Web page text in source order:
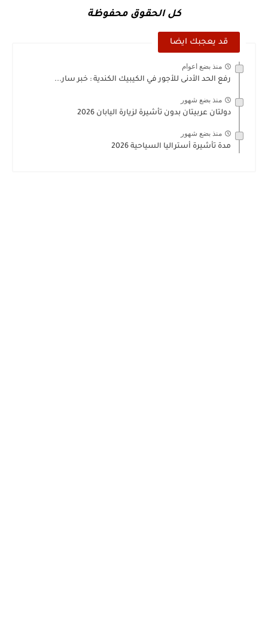
كل الحقوق محفوظة
قد يعجبك ايضا
منذ بضع اعوام
رفع الحد الأدنى للأجور في الكيبيك الكندية : خبر سار...
منذ بضع شهور
دولتان عربيتان بدون تأشيرة لزيارة اليابان 2026
منذ بضع شهور
مدة تأشيرة أستراليا السياحية 2026